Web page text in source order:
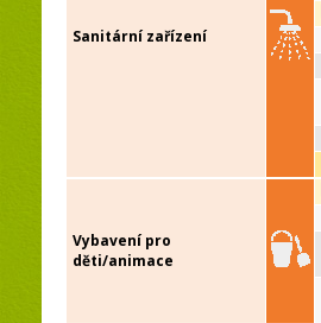
Sanitární zařízení
Vybavení pro
děti/animace